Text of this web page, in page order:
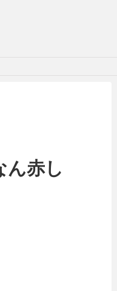
ん赤し